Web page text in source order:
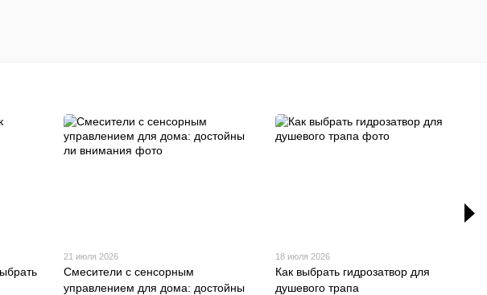
21 июля 2026
Смесители с сенсорным
управлением для дома: достойны
18 июля 2026
Как выбрать гидрозатвор для
душевого трапа